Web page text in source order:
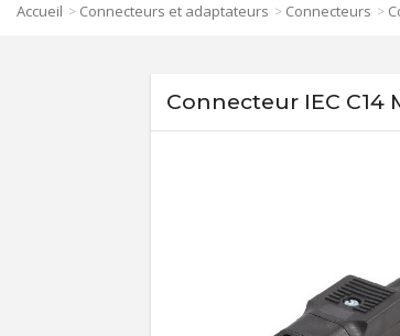
Accueil > Connecteurs et adaptateurs > Connecteurs >
Connecteur IEC